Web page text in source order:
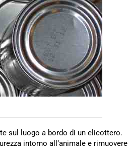
sul luogo a bordo di un elicottero.
intorno all’animale e rimuovere